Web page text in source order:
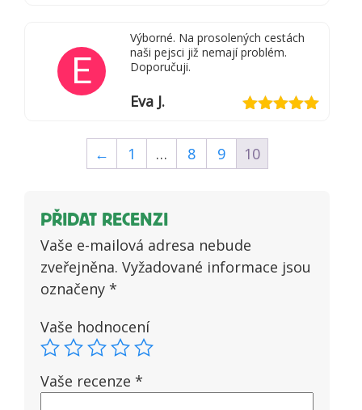
E
Výborné. Na prosolených cestách
naši pejsci již nemají problém.
Doporučuji.
z 5
Eva J.
← 1 … 8 9 10
PŘIDAT RECENZI
Vaše e-mailová adresa nebude
zveřejněna. Vyžadované informace jsou
označeny *
Vaše hodnocení
Vaše recenze *